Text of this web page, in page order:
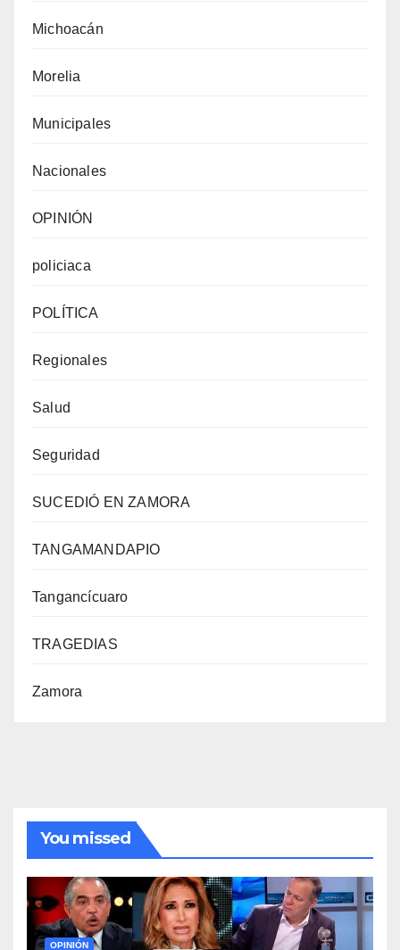
Michoacán
Morelia
Municipales
Nacionales
OPINIÓN
policiaca
POLÍTICA
Regionales
Salud
Seguridad
SUCEDIÓ EN ZAMORA
TANGAMANDAPIO
Tangancícuaro
TRAGEDIAS
Zamora
You missed
OPINIÓN